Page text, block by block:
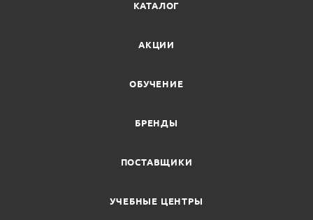
КАТАЛОГ
АКЦИИ
ОБУЧЕНИЕ
БРЕНДЫ
ПОСТАВЩИКИ
УЧЕБНЫЕ ЦЕНТРЫ